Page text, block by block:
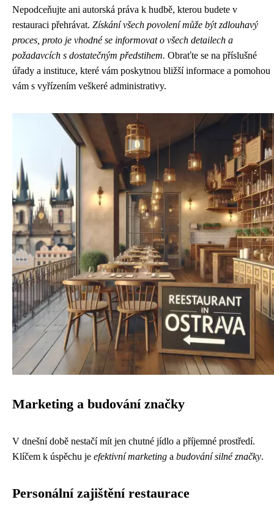
Nepodceňujte ani autorská práva k hudbě, kterou budete v
restauraci přehrávat. Získání všech povolení může být zdlouhavý
proces, proto je vhodné se informovat o všech detailech a
požadavcích s dostatečným předstihem. Obraťte se na příslušné
úřady a instituce, které vám poskytnou bližší informace a pomohou
vám s vyřízením veškeré administrativy.
Marketing a budování značky
V dnešní době nestačí mít jen chutné jídlo a příjemné prostředí.
Klíčem k úspěchu je efektivní marketing a budování silné značky.
Personální zajištění restaurace